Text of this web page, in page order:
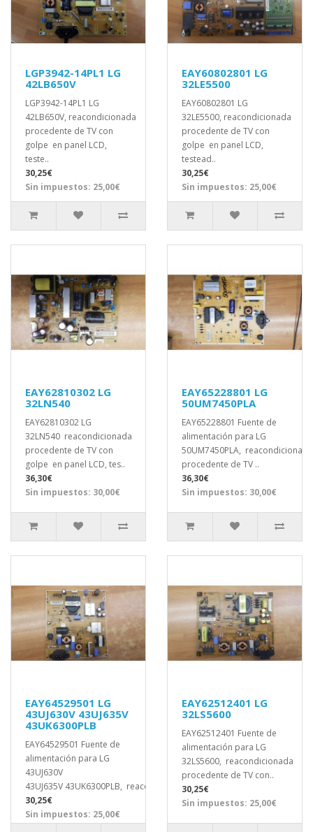
LGP3942-14PL1 LG
42LB650V
LGP3942-14PL1 LG
42LB650V, reacondicionada
procedente de TV con
golpe en panel LCD,
teste..
30,25€
Sin impuestos: 25,00€
EAY60802801 LG
32LE5500
EAY60802801 LG
32LE5500, reacondicionada
procedente de TV con
golpe en panel LCD,
testead..
30,25€
Sin impuestos: 25,00€
EAY62810302 LG
32LN540
EAY62810302 LG
32LN540 reacondicionada
procedente de TV con
golpe en panel LCD, tes..
36,30€
Sin impuestos: 30,00€
EAY65228801 LG
50UM7450PLA
EAY65228801 Fuente de
alimentación para LG
50UM7450PLA, reacondicionada
procedente de TV ..
36,30€
Sin impuestos: 30,00€
EAY64529501 LG
43UJ630V 43UJ635V
43UK6300PLB
EAY64529501 Fuente de
alimentación para LG
43UJ630V
43UJ635V 43UK6300PLB, reacondici..
30,25€
Sin impuestos: 25,00€
EAY62512401 LG
32LS5600
EAY62512401 Fuente de
alimentación para LG
32LS5600, reacondicionada
procedente de TV con..
30,25€
Sin impuestos: 25,00€